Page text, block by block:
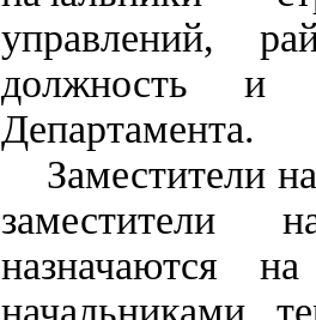
управлений,
должность и
Департамента.
Заместители
заместители
назначаются
начальниками